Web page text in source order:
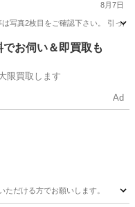
8月7日
は写真2枚目をご確認下さい。 引
家具お伺い＆即買取も
限買取します
Ad
だける方でお願いします。